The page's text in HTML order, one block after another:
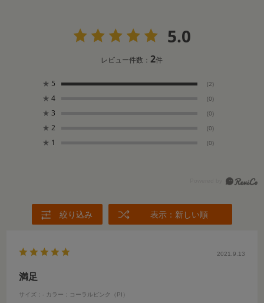
5.0
レビュー件数：2件
★ 5 (2)
★ 4 (0)
★ 3 (0)
★ 2 (0)
★ 1 (0)
絞り込み 表示：新しい順
2021.9.13
満足
サイズ：- カラー：コーラルピンク（PI）